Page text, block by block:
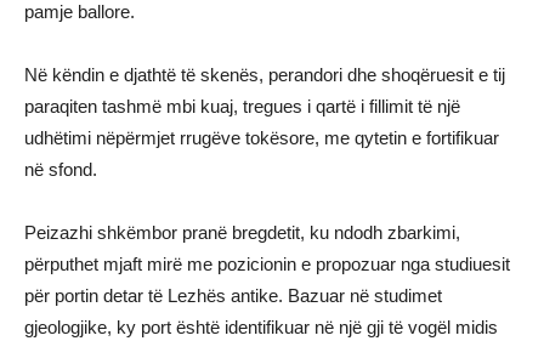
pamje ballore.
Në këndin e djathtë të skenës, perandori dhe shoqëruesit e tij
paraqiten tashmë mbi kuaj, tregues i qartë i fillimit të një
udhëtimi nëpërmjet rrugëve tokësore, me qytetin e fortifikuar
në sfond.
Peizazhi shkëmbor pranë bregdetit, ku ndodh zbarkimi,
përputhet mjaft mirë me pozicionin e propozuar nga studiuesit
për portin detar të Lezhës antike. Bazuar në studimet
gjeologjike, ky port është identifikuar në një gji të vogël midis